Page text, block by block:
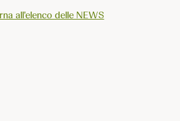
all'elenco delle NEWS